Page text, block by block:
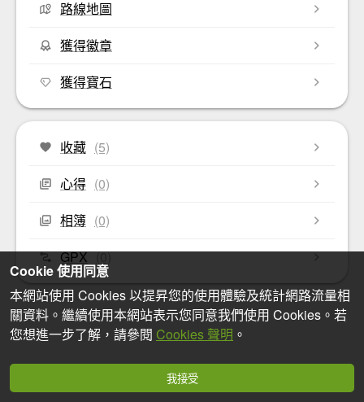
路線地圖
獲得徽章
獲得寶石
收藏 (5)
心得 (0)
相簿 (0)
GPX (0)
Cookie 使用同意
本網站使用 Cookies 以提昇您的使用體驗及統計網路流量相
關資料。繼續使用本網站表示您同意我們使用 Cookies。若
您想進一步了解，請參閱 Cookies 聲明 。
我接受